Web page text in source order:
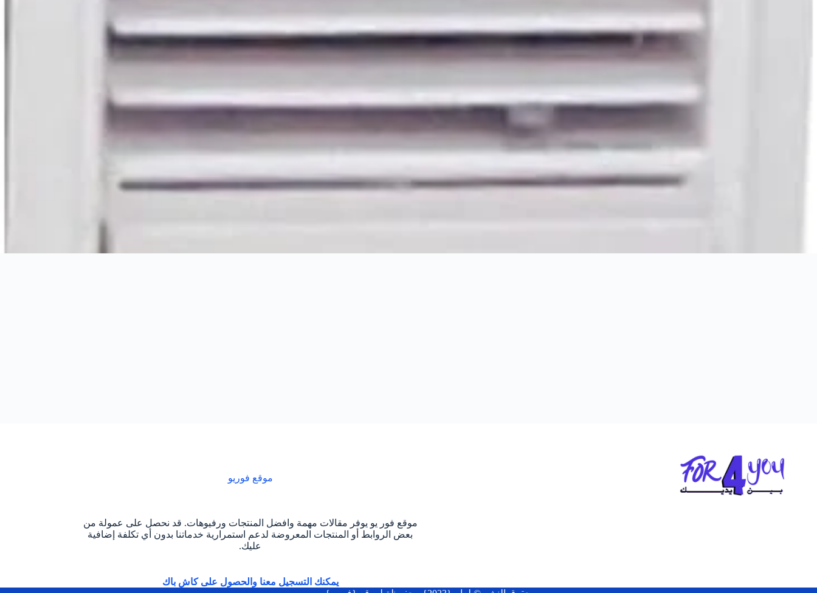
موقع فوريو
موقع فور يو يوفر مقالات مهمة وافضل المنتجات ورفيوهات. قد نحصل على عمولة من
بعض الروابط أو المنتجات المعروضة لدعم استمرارية خدماتنا بدون أي تكلفة إضافية
عليك.
يمكنك التسجيل معنا والحصول على كاش باك